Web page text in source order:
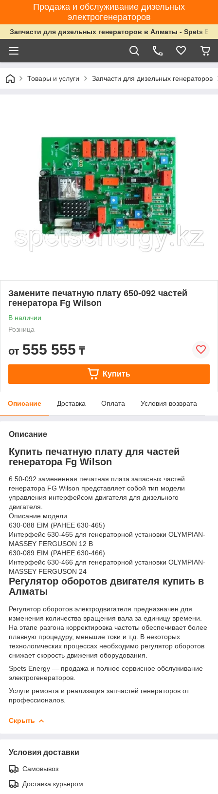
Продажа и обслуживание дизельных
электрогенераторов
Запчасти для дизельных генераторов в Алматы - Spets
Товары и услуги Запчасти для дизельных генераторов
Замените печатную плату 650-092 частей
генератора Fg Wilson
В наличии
Розница
от 555 555 ₸
Купить
Описание Доставка Оплата Условия возврата
Описание
Купить печатную плату для частей
генератора Fg Wilson
6 50-092 замененная печатная плата запасных частей
генератора FG Wilson представляет собой тип модели
управления интерфейсом двигателя для дизельного
двигателя.
Описание модели
630-088 EIM (РАНЕЕ 630-465)
Интерфейс 630-465 для генераторной установки OLYMPIAN-
MASSEY FERGUSON 12 В
630-089 EIM (РАНЕЕ 630-466)
Интерфейс 630-466 для генераторной установки OLYMPIAN-
MASSEY FERGUSON 24
Регулятор оборотов двигателя купить в
Алматы
Регулятор оборотов электродвигателя предназначен для
изменения количества вращения вала за единицу времени.
На этапе разгона корректировка частоты обеспечивает более
плавную процедуру, меньшие токи и т.д. В некоторых
технологических процессах необходимо регулятор оборотов
снижает скорость движения оборудования.
Spets Energy — продажа и полное сервисное обслуживание
электрогенераторов.
Услуги ремонта и реализация запчастей генераторов от
профессионалов.
Скрыть
Условия доставки
Самовывоз
Доставка курьером